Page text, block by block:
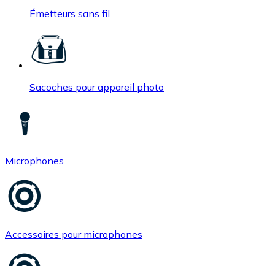
Émetteurs sans fil
Sacoches pour appareil photo
Microphones
Accessoires pour microphones